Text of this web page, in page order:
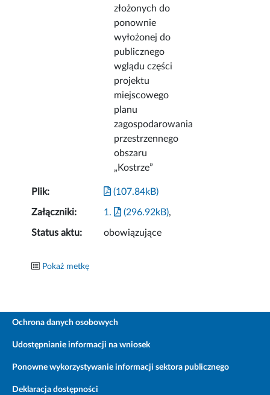
złożonych do
ponownie
wyłożonej do
publicznego
wglądu części
projektu
miejscowego
planu
zagospodarowania
przestrzennego
obszaru
„Kostrze”
Plik: (107.84kB)
Załączniki: 1. (296.92kB),
Status aktu: obowiązujące
Pokaż metkę
Ochrona danych osobowych
Udostępnianie informacji na wniosek
Ponowne wykorzystywanie informacji sektora publicznego
Deklaracja dostępności